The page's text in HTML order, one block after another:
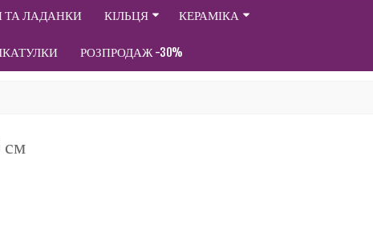
ТА ЛАДАНКИ КІЛЬЦЯ КЕРАМІКА
РОЗПРОДАЖ -30%
см